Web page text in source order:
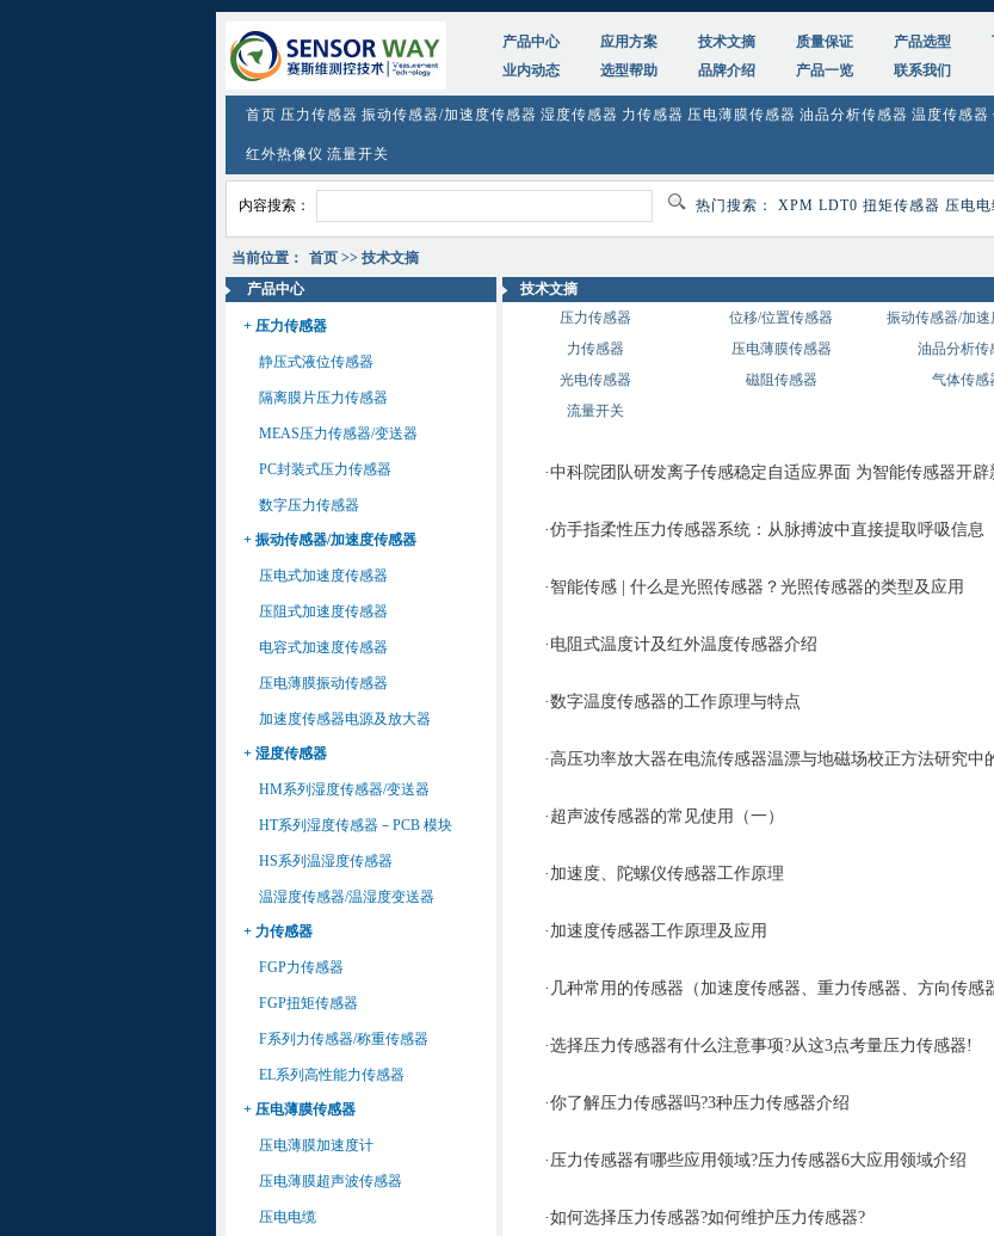
产品中心 应用方案 技术文摘 质量保证 产品选型
业内动态
选型帮助 品牌介绍 产品一览 联系我们
首页 压力传感器 振动传感器/加速度传感器 湿度传感器 力传感器 压电薄膜传感器 油品分析传感器 温度传感器
红外热像仪 流量开关
内容搜索： 热门搜索： XPM LDT0 扭矩传感器 压电电
当前位置： 首页>> 技术文摘
产品中心
+ 压力传感器
静压式液位传感器
隔离膜片压力传感器
MEAS压力传感器/变送器
PC封装式压力传感器
数字压力传感器
+ 振动传感器/加速度传感器
压电式加速度传感器
压阻式加速度传感器
电容式加速度传感器
压电薄膜振动传感器
加速度传感器电源及放大器
+ 湿度传感器
HM系列湿度传感器/变送器
HT系列湿度传感器－PCB 模块
HS系列温湿度传感器
温湿度传感器/温湿度变送器
+ 力传感器
FGP力传感器
FGP扭矩传感器
F系列力传感器/称重传感器
EL系列高性能力传感器
+ 压电薄膜传感器
压电薄膜加速度计
压电薄膜超声波传感器
压电电缆
技术文摘
压力传感器
位移/位置传感器 振动传感器/加
力传感器
压电薄膜传感器 油品分析传
光电传感器
磁阻传感器 气体传感
流量开关
·中科院团队研发离子传感稳定自适应界面 为智能传感器开辟
·仿手指柔性压力传感器系统：从脉搏波中直接提取呼吸信息
· 智能传感 | 什么是光照传感器？光照传感器的类型及应用
· 电阻式温度计及红外温度传感器介绍
·数字温度传感器的工作原理与特点
· 高压功率放大器在电流传感器温漂与地磁场校正方法研究中
· 超声波传感器的常见使用（一）
· 加速度、陀螺仪传感器工作原理
· 加速度传感器工作原理及应用
· 几种常用的传感器（加速度传感器、重力传感器、方向传感
·选择压力传感器有什么注意事项?从这3点考量压力传感器!
·你了解压力传感器吗?3种压力传感器介绍
· 压力传感器有哪些应用领域?压力传感器6大应用领域介绍
·如何选择压力传感器?如何维护压力传感器?